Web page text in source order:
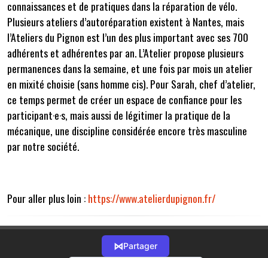
connaissances et de pratiques dans la réparation de vélo.
Plusieurs ateliers d’autoréparation existent à Nantes, mais
l’Ateliers du Pignon est l’un des plus important avec ses 700
adhérents et adhérentes par an. L’Atelier propose plusieurs
permanences dans la semaine, et une fois par mois un atelier
en mixité choisie (sans homme cis). Pour Sarah, chef d’atelier,
ce temps permet de créer un espace de confiance pour les
participant·e·s, mais aussi de légitimer la pratique de la
mécanique, une discipline considérée encore très masculine
par notre société.
Pour aller plus loin :https://www.atelierdupignon.fr/
⋈Partager